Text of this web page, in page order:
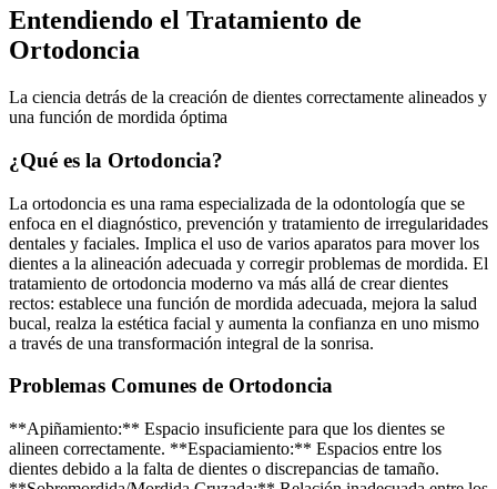
Entendiendo el Tratamiento de
Ortodoncia
La ciencia detrás de la creación de dientes correctamente alineados y
una función de mordida óptima
¿Qué es la Ortodoncia?
La ortodoncia es una rama especializada de la odontología que se
enfoca en el diagnóstico, prevención y tratamiento de irregularidades
dentales y faciales. Implica el uso de varios aparatos para mover los
dientes a la alineación adecuada y corregir problemas de mordida. El
tratamiento de ortodoncia moderno va más allá de crear dientes
rectos: establece una función de mordida adecuada, mejora la salud
bucal, realza la estética facial y aumenta la confianza en uno mismo
a través de una transformación integral de la sonrisa.
Problemas Comunes de Ortodoncia
**Apiñamiento:** Espacio insuficiente para que los dientes se
alineen correctamente. **Espaciamiento:** Espacios entre los
dientes debido a la falta de dientes o discrepancias de tamaño.